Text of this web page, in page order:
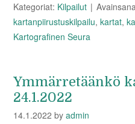
Kategoriat: Kilpailut
kartanpiirustuskilpailu,kartat,
Kartografinen Seura
Ymmärretäänkö
24.1.2022
14.1.2022 byadmin